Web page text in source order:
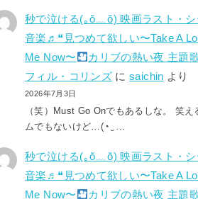
秒で泣ける(⁠｡⁠ŏ⁠﹏⁠ŏ⁠) 映画ラスト・シ
音楽♬❝見つめて欲しい〜Take A
Me Now〜
カリブの熱い夜 主題
フィル・コリンズ にsaichin より
2026年7月3日
（笑）Must Go Onでもあるしな。 笑え
ムでもないけど…(⁠◔⁠‿⁠…
秒で泣ける(⁠｡⁠ŏ⁠﹏⁠ŏ⁠) 映画ラスト・シ
音楽♬❝見つめて欲しい〜Take A
Me Now〜
カリブの熱い夜 主題